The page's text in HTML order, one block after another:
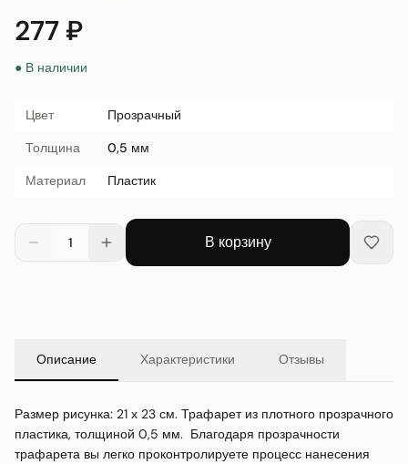
277 ₽
● В наличии
Цвет
Прозрачный
Толщина
0,5 мм
Материал
Пластик
1 В корзину
Описание Характеристики Отзывы
Размер рисунка: 21 х 23 см. Трафарет из плотного прозрачного
пластика, толщиной 0,5 мм.  Благодаря прозрачности
трафарета вы легко проконтролируете процесс нанесения